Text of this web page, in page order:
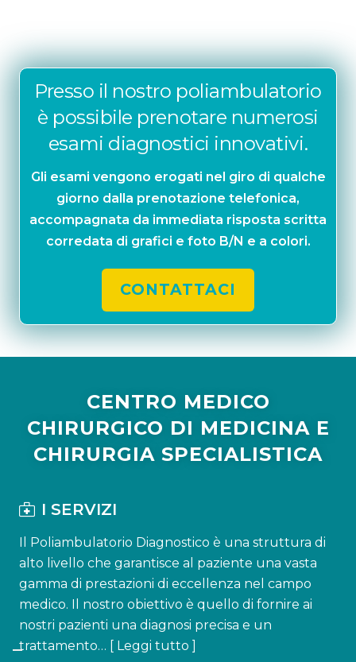
Presso il nostro poliambulatorio
è possibile prenotare numerosi
esami diagnostici innovativi.
Gli esami vengono erogati nel giro di qualche
giorno dalla prenotazione telefonica,
accompagnata da immediata risposta scritta
corredata di grafici e foto B/N e a colori.
CONTATTACI
CENTRO MEDICO
CHIRURGICO DI MEDICINA E
CHIRURGIA SPECIALISTICA
I SERVIZI
Il Poliambulatorio Diagnostico è una struttura di
alto livello che garantisce al paziente una vasta
gamma di prestazioni di eccellenza nel campo
medico. Il nostro obiettivo è quello di fornire ai
nostri pazienti una diagnosi precisa e un
trattamento… [
Leggi tutto